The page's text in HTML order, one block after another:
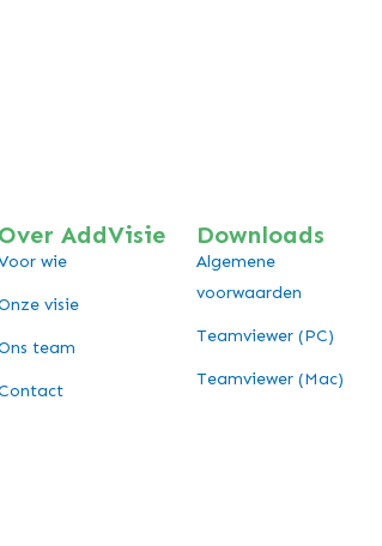
Over AddVisie
wie
visie
team
Downloads
Algemene
voorwaarden
Teamviewer (PC)
Teamviewer (Mac)